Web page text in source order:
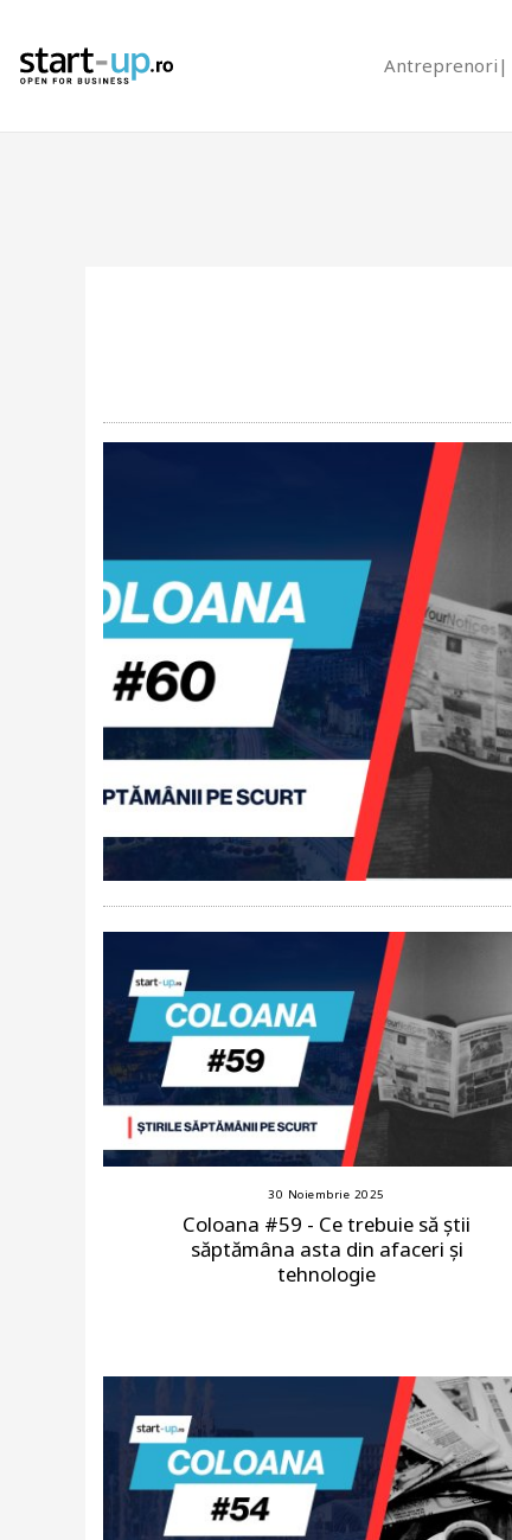
Antreprenori
30 Noiembrie 2025
Coloana #59 - Ce trebuie să știi
săptămâna asta din afaceri și
tehnologie